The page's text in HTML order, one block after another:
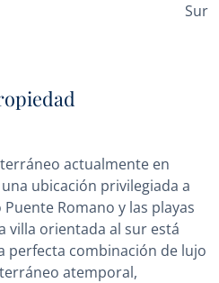
Sur
actualmente en
ubicación privilegiada a
Romano y las playas
villa orientada al sur está
perfecta combinación de lujo
atemporal,